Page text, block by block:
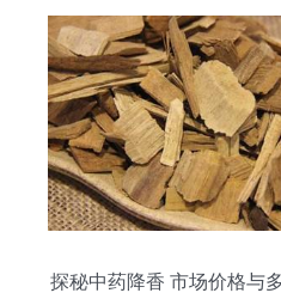
探秘中药降香 市场价格与